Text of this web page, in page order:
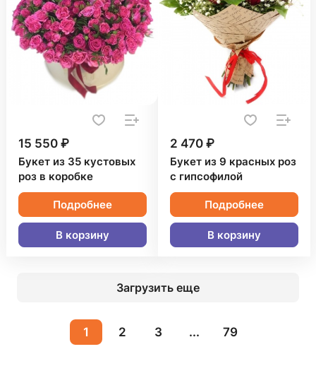
15 550 ₽
Букет из 35 кустовых
роз в коробке
Подробнее
В корзину
2 470 ₽
Букет из 9 красных роз
с гипсофилой
Подробнее
В корзину
Загрузить еще
1 2 3 ... 79